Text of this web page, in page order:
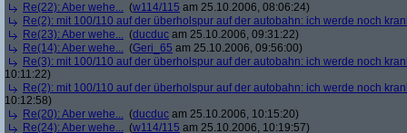
Re(22): Aber wehe... (w114/115 am 25.10.2006, 08:06:24)
Re(2): mit 100/110 auf der überholspur auf der autobahn: ich werde noch
Re(23): Aber wehe... (ducduc am 25.10.2006, 09:31:22)
Re(14): Aber wehe... (Geri_65 am 25.10.2006, 09:56:00)
Re(3): mit 100/110 auf der überholspur auf der autobahn: ich werde noch
10:11:22)
Re(2): mit 100/110 auf der überholspur auf der autobahn: ich werde noch
10:12:58)
Re(20): Aber wehe... (ducduc am 25.10.2006, 10:15:20)
Re(24): Aber wehe... (w114/115 am 25.10.2006, 10:19:57)